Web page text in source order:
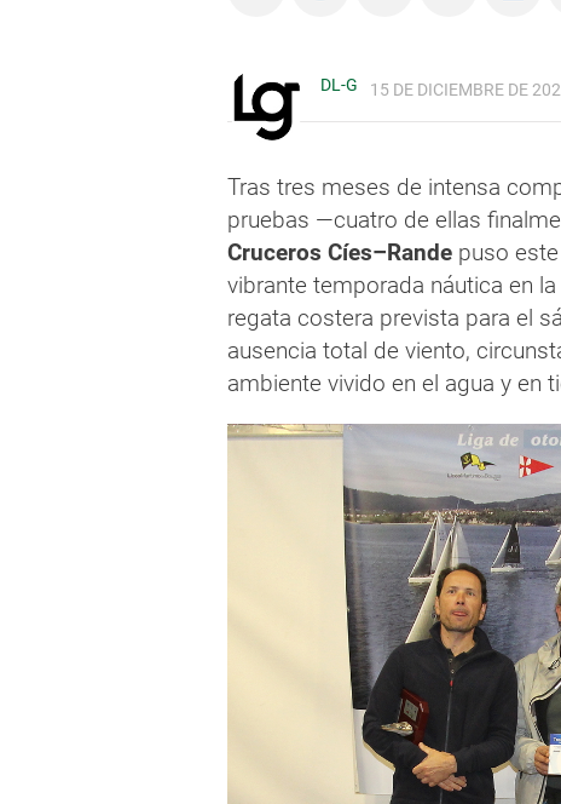
DL-G 15 DE DICIEMBRE DE
Tras tres meses de intensa
pruebas —cuatro de ellas
Cruceros Cíes–Rande puso
vibrante temporada náutica en
regata costera prevista para el
ausencia total de viento,
ambiente vivido en el agua y en